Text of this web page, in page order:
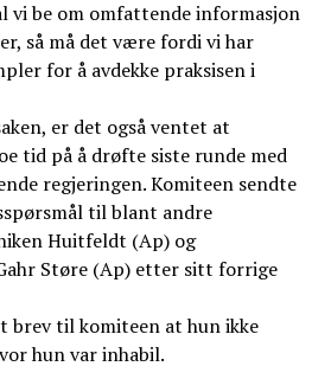
vi be om omfattende informasjon
så må det være fordi vi har
for å avdekke praksisen i
er det også ventet at
tid på å drøfte siste runde med
regjeringen. Komiteen sendte
til blant andre
Huitfeldt (Ap) og
Støre (Ap) etter sitt forrige
til komiteen at hun ikke
hun var inhabil.